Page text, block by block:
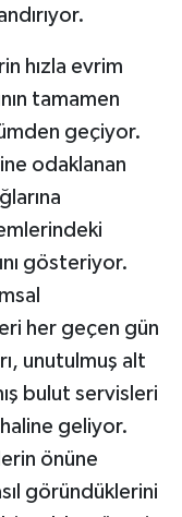
hızla evrim
tamamen
geçiyor.
odaklanan
gösteriyor.
her geçen gün
unutulmuş alt
bulut servisleri
geliyor.
önüne
göründüklerini